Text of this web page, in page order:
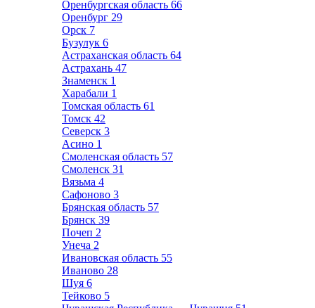
Оренбургская область 66
Оренбург 29
Орск 7
Бузулук 6
Астраханская область 64
Астрахань 47
Знаменск 1
Харабали 1
Томская область 61
Томск 42
Северск 3
Асино 1
Смоленская область 57
Смоленск 31
Вязьма 4
Сафоново 3
Брянская область 57
Брянск 39
Почеп 2
Унеча 2
Ивановская область 55
Иваново 28
Шуя 6
Тейково 5